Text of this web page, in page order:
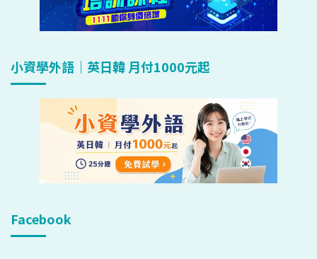
小資學外語｜英日韓 月付1000元起
Facebook